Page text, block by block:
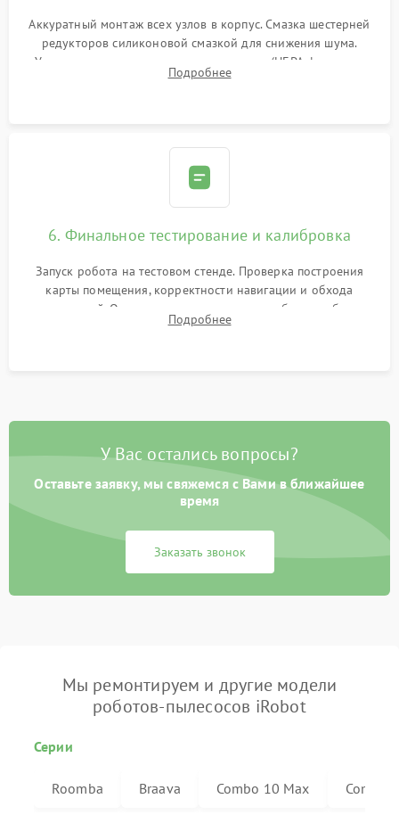
Аккуратный монтаж всех узлов в корпус. Смазка шестерней
редукторов силиконовой смазкой для снижения шума.
Установка новых расходных материалов (HEPA-фильтров,
микрофибры, щеток). Надежная фиксация разъемов и
Подробнее
6. Финальное тестирование и калибровка
Запуск робота на тестовом стенде. Проверка построения
карты помещения, корректности навигации и обхода
препятствий. Оценка силы всасывания и работы турбины.
Тестирование автоматического возврата на док-станцию и
Подробнее
У Вас остались вопросы?
Оставьте заявку, мы свяжемся с Вами в ближайшее
время
Заказать звонок
Мы ремонтируем и другие модели
роботов-пылесосов iRobot
Серии
Roomba Braava Combo 10 Max Combo